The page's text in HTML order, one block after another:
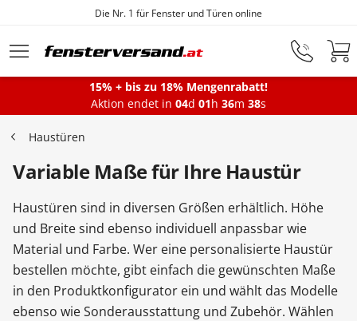
Zum Hauptinhalt springen
Die Nr. 1 für Fenster und Türen online
Fenster
Balkontüren
Terrassentüren
Haustüren
15% + bis zu 18% Mengenrabatt!
Aktion endet in 04d 01h 36m 38s
Haustüren
Variable Maße für Ihre Haustür
Haustüren sind in diversen Größen erhältlich. Höhe
und Breite sind ebenso individuell anpassbar wie
Material und Farbe. Wer eine personalisierte Haustür
bestellen möchte, gibt einfach die gewünschten Maße
in den Produktkonfigurator ein und wählt das Modelle
ebenso wie Sonderausstattung und Zubehör. Wählen